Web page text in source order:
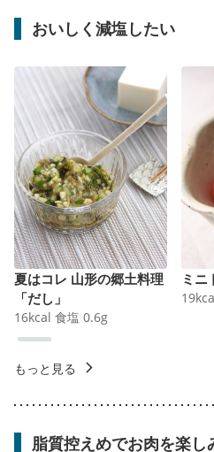
おいしく減塩したい
夏はコレ 山形の郷土料理
「だし」
16kcal 食塩 0.6g
ミニ
19
もっと見る
脂質控えめでお肉を楽し